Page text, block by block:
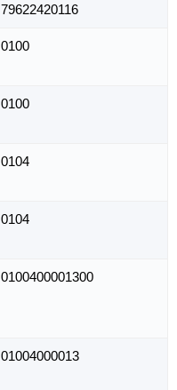
79622420116
0100
0100
0104
0104
0100400001300
01004000013